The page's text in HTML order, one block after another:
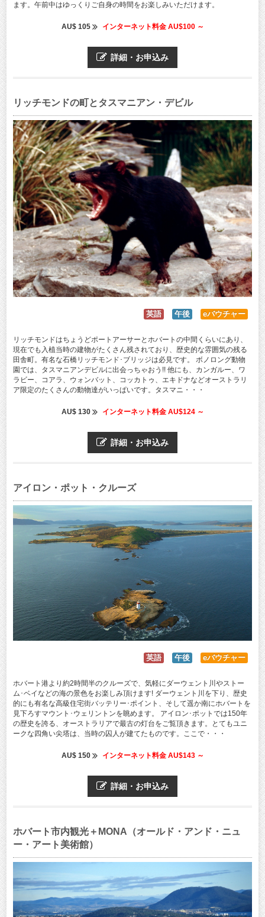
ます。午前中はゆっくりご自身の時間をお楽しみいただけます。
AU$ 105 インターネット料金 AU$100 ～
詳細・お申込み
リッチモンドの町とタスマニアン・デビル
英語 午後 eバウチャー
リッチモンドはちょうどポートアーサーとホバートの中間くらいにあり、
現在でも入植当時の建物がたくさん残されており、歴史的な雰囲気の残る
田舎町。有名な石橋リッチモンド･ブリッジは必見です。 ボノロング動物
園では、タスマニアンデビルに出会っちゃおう!! 他にも、カンガルー、ワ
ラビー、コアラ、ウォンバット、コッカトゥ、エキドナなどオーストラリ
ア限定のたくさんの動物達がいっぱいです。タスマニ・・・
AU$ 130 インターネット料金 AU$124 ～
詳細・お申込み
アイロン・ポット・クルーズ
英語 午後 eバウチャー
ホバート港より約2時間半のクルーズで、気軽にダーウェント川やストー
ム･ベイなどの海の景色をお楽しみ頂けます! ダーウェント川を下り、歴史
的にも有名な高級住宅街バッテリー･ポイント、そして遥か南にホバートを
見下ろすマウント･ウェリントンを眺めます。 アイロン･ポットでは150年
の歴史を誇る、オーストラリアで最古の灯台をご覧頂きます。とてもユニ
ークな四角い尖塔は、当時の囚人が建てたものです。ここで・・・
AU$ 150 インターネット料金 AU$143 ～
詳細・お申込み
ホバート市内観光＋MONA（オールド・アンド・ニュ
ー・アート美術館）